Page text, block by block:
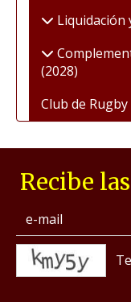
Liquidación
(2028)
Club de
Recibe